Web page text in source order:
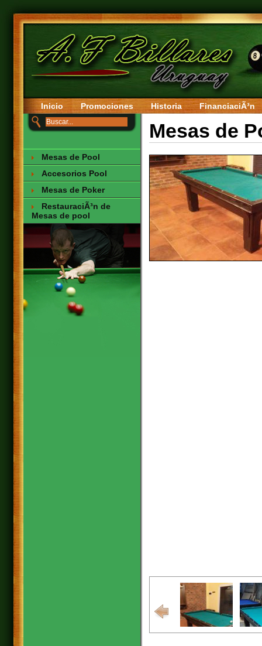
Inicio Promociones Historia FinanciaciÃ³n
Mesas de Pool
Accesorios Pool
Mesas de Poker
RestauraciÃ³n de
Mesas de pool
Mesas de